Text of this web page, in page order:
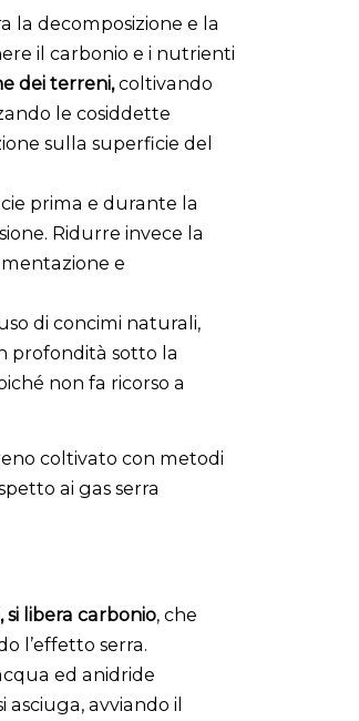
la decomposizione e la
il carbonio e i nutrienti
dei terreni,coltivando
le cosiddette
sulla superficie del
prima e durante la
Ridurre invece la
e
di concimi naturali,
profondità sotto la
non fa ricorso a
coltivato con metodi
ai gas serra
libera carbonio, che
l’effetto serra.
ed anidride
avviando il